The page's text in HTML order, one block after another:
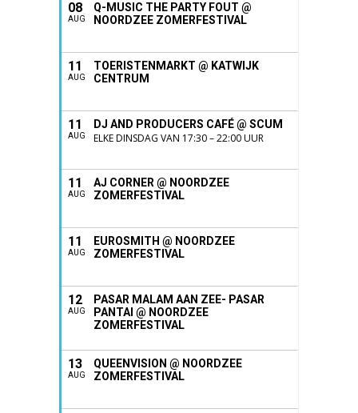
08
AUG
Q-MUSIC THE PARTY FOUT @
NOORDZEE ZOMERFESTIVAL
11
AUG
TOERISTENMARKT @ KATWIJK
CENTRUM
11
AUG
DJ AND PRODUCERS CAFÉ @ SCUM
ELKE DINSDAG VAN 17:30 – 22:00 UUR
11
AUG
AJ CORNER @ NOORDZEE
ZOMERFESTIVAL
11
AUG
EUROSMITH @ NOORDZEE
ZOMERFESTIVAL
12
AUG
PASAR MALAM AAN ZEE- PASAR
PANTAI @ NOORDZEE
ZOMERFESTIVAL
13
AUG
QUEENVISION @ NOORDZEE
ZOMERFESTIVAL